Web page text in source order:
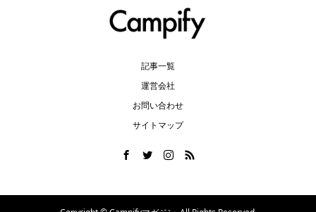
記事一覧
運営会社
お問い合わせ
サイトマップ